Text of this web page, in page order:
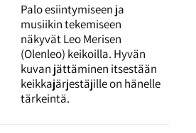
Palo esiintymiseen ja
musiikin tekemiseen
näkyvät Leo Merisen
(Olenleo) keikoilla. Hyvän
kuvan jättäminen itsestään
keikkajärjestäjille on hänelle
tärkeintä.